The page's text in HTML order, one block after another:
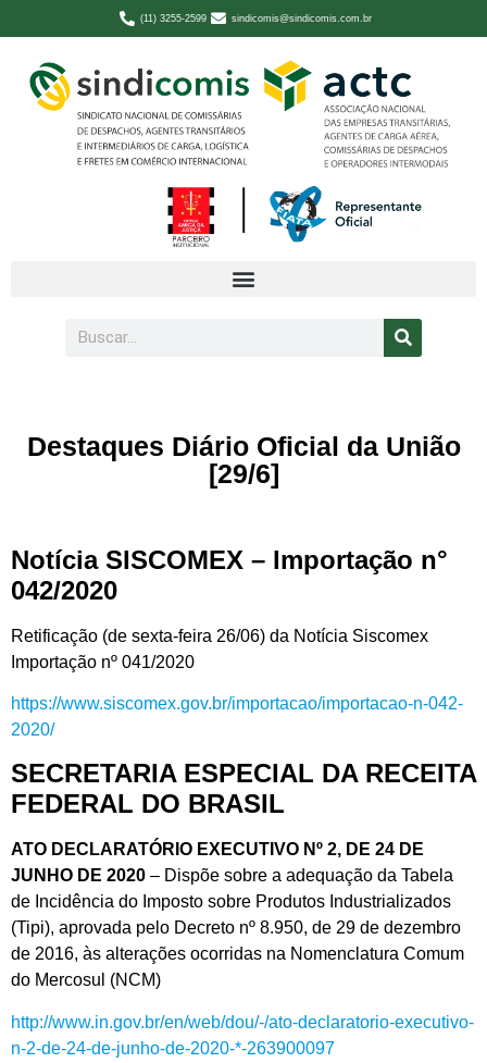
(11) 3255-2599 sindicomis@sindicomis.com.br
Destaques Diário Oficial da União
[29/6]
Notícia SISCOMEX – Importação n°
042/2020
Retificação (de sexta-feira 26/06) da Notícia Siscomex
Importação nº 041/2020
https://www.siscomex.gov.br/importacao/importacao-n-042-
2020/
SECRETARIA ESPECIAL DA RECEITA
FEDERAL DO BRASIL
ATO DECLARATÓRIO EXECUTIVO Nº 2, DE 24 DE
JUNHO DE 2020 – Dispõe sobre a adequação da Tabela
de Incidência do Imposto sobre Produtos Industrializados
(Tipi), aprovada pelo Decreto nº 8.950, de 29 de dezembro
de 2016, às alterações ocorridas na Nomenclatura Comum
do Mercosul (NCM)
http://www.in.gov.br/en/web/dou/-/ato-declaratorio-executivo-
n-2-de-24-de-junho-de-2020-*-263900097